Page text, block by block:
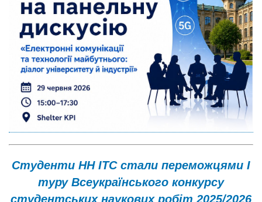
Студенти НН ІТС стали переможцями І
туру Всеукраїнського конкурсу
студентських наукових робіт 2025/2026